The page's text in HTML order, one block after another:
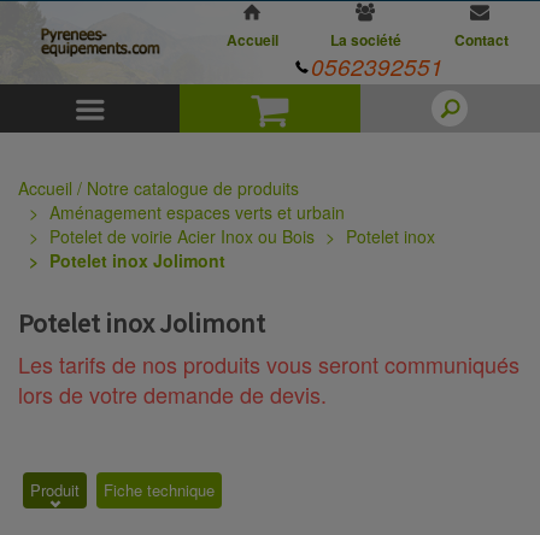
Panier
Accueil La société Contact
0562392551
Accueil / Notre catalogue de produits
Aménagement espaces verts et urbain
Potelet de voirie Acier Inox ou Bois
Potelet inox
Potelet inox Jolimont
Potelet inox Jolimont
Les tarifs de nos produits vous seront communiqués
lors de votre demande de devis.
Produit Fiche technique